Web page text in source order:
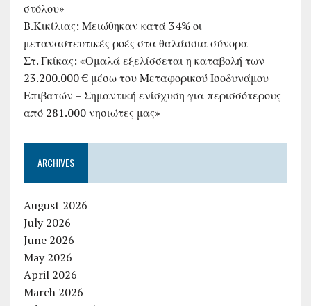
στόλου»
B.Κικίλιας: Μειώθηκαν κατά 34% οι
μεταναστευτικές ροές στα θαλάσσια σύνορα
Στ. Γκίκας: «Ομαλά εξελίσσεται η καταβολή των
23.200.000 € μέσω του Μεταφορικού Ισοδυνάμου
Επιβατών – Σημαντική ενίσχυση για περισσότερους
από 281.000 νησιώτες μας»
ARCHIVES
August 2026
July 2026
June 2026
May 2026
April 2026
March 2026